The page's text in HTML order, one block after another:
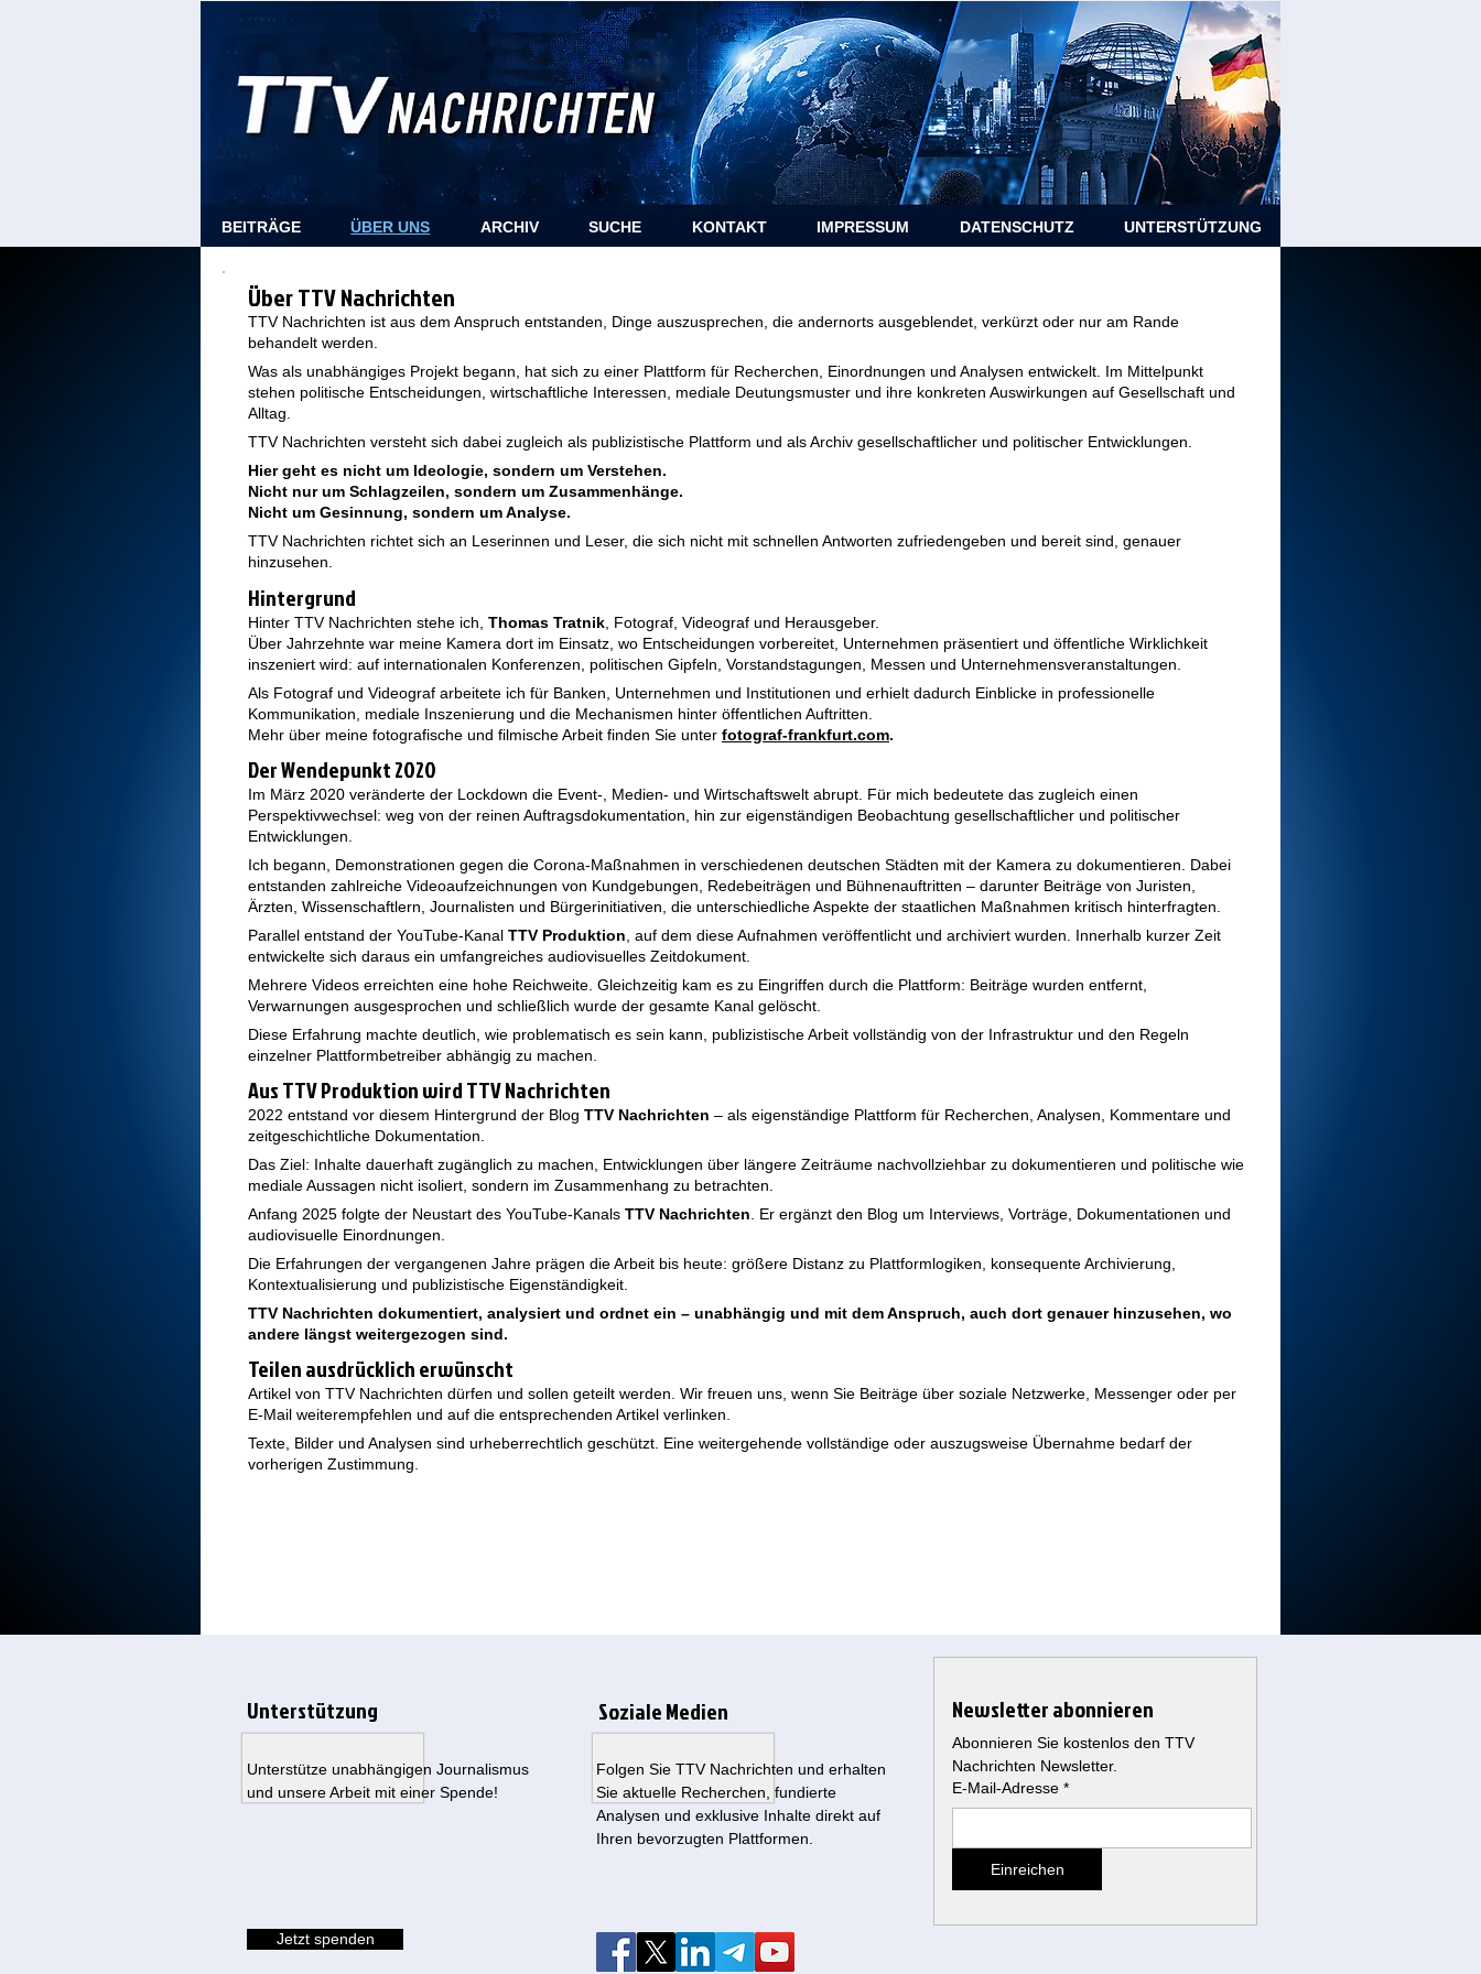
BEITRÄGE ÜBER UNS ARCHIV SUCHE KONTAKT IMPRESSUM DATENSCHUTZ UNTERSTÜTZUNG
Über TTV Nachrichten​
TTV Nachrichten ist aus dem Anspruch entstanden, Dinge auszusprechen, die andernorts ausgeblendet, verkürzt oder nur am Rande
behandelt werden.
Was als unabhängiges Projekt begann, hat sich zu einer Plattform für Recherchen, Einordnungen und Analysen entwickelt. Im Mittelpunkt
stehen politische Entscheidungen, wirtschaftliche Interessen, mediale Deutungsmuster und ihre konkreten Auswirkungen auf Gesellschaft und
Alltag.
TTV Nachrichten versteht sich dabei zugleich als publizistische Plattform und als Archiv gesellschaftlicher und politischer Entwicklungen.
Hier geht es nicht um Ideologie, sondern um Verstehen.
Nicht nur um Schlagzeilen, sondern um Zusammenhänge.
Nicht um Gesinnung, sondern um Analyse.
TTV Nachrichten richtet sich an Leserinnen und Leser, die sich nicht mit schnellen Antworten zufriedengeben und bereit sind, genauer
hinzusehen.
Hintergrund
Hinter TTV Nachrichten stehe ich, Thomas Tratnik , Fotograf, Videograf und Herausgeber.
Über Jahrzehnte war meine Kamera dort im Einsatz, wo Entscheidungen vorbereitet, Unternehmen präsentiert und öffentliche Wirklichkeit
inszeniert wird: auf internationalen Konferenzen, politischen Gipfeln, Vorstandstagungen, Messen und Unternehmensveranstaltungen.
Als Fotograf und Videograf arbeitete ich für Banken, Unternehmen und Institutionen und erhielt dadurch Einblicke in professionelle
Kommunikation, mediale Inszenierung und die Mechanismen hinter öffentlichen Auftritten.
Mehr über meine fotografische und filmische Arbeit finden Sie unter fotograf-frankfurt.com.
Der Wendepunkt 2020
Im März 2020 veränderte der Lockdown die Event-, Medien- und Wirtschaftswelt abrupt. Für mich bedeutete das zugleich einen
Perspektivwechsel: weg von der reinen Auftragsdokumentation, hin zur eigenständigen Beobachtung gesellschaftlicher und politischer
Entwicklungen.
Ich begann, Demonstrationen gegen die Corona-Maßnahmen in verschiedenen deutschen Städten mit der Kamera zu dokumentieren. Dabei
entstanden zahlreiche Videoaufzeichnungen von Kundgebungen, Redebeiträgen und Bühnenauftritten – darunter Beiträge von Juristen,
Ärzten, Wissenschaftlern, Journalisten und Bürgerinitiativen, die unterschiedliche Aspekte der staatlichen Maßnahmen kritisch hinterfragten.
Parallel entstand der YouTube-Kanal TTV Produktion , auf dem diese Aufnahmen veröffentlicht und archiviert wurden. Innerhalb kurzer Zeit
entwickelte sich daraus ein umfangreiches audiovisuelles Zeitdokument.
Mehrere Videos erreichten eine hohe Reichweite. Gleichzeitig kam es zu Eingriffen durch die Plattform: Beiträge wurden entfernt,
Verwarnungen ausgesprochen und schließlich wurde der gesamte Kanal gelöscht.
Diese Erfahrung machte deutlich, wie problematisch es sein kann, publizistische Arbeit vollständig von der Infrastruktur und den Regeln
einzelner Plattformbetreiber abhängig zu machen.
Aus TTV Produktion wird TTV Nachrichten
2022 entstand vor diesem Hintergrund der Blog TTV Nachrichten – als eigenständige Plattform für Recherchen, Analysen, Kommentare und
zeitgeschichtliche Dokumentation.
Das Ziel: Inhalte dauerhaft zugänglich zu machen, Entwicklungen über längere Zeiträume nachvollziehbar zu dokumentieren und politische wie
mediale Aussagen nicht isoliert, sondern im Zusammenhang zu betrachten.
Anfang 2025 folgte der Neustart des YouTube-Kanals TTV Nachrichten . Er ergänzt den Blog um Interviews, Vorträge, Dokumentationen und
audiovisuelle Einordnungen.
Die Erfahrungen der vergangenen Jahre prägen die Arbeit bis heute: größere Distanz zu Plattformlogiken, konsequente Archivierung,
Kontextualisierung und publizistische Eigenständigkeit.
TTV Nachrichten dokumentiert, analysiert und ordnet ein – unabhängig und mit dem Anspruch, auch dort genauer hinzusehen, wo
andere längst weitergezogen sind.
Teilen ausdrücklich erwünscht
Artikel von TTV Nachrichten dürfen und sollen geteilt werden. Wir freuen uns, wenn Sie Beiträge über soziale Netzwerke, Messenger oder per
E-Mail weiterempfehlen und auf die entsprechenden Artikel verlinken.
Texte, Bilder und Analysen sind urheberrechtlich geschützt. Eine weitergehende vollständige oder auszugsweise Übernahme bedarf der
vorherigen Zustimmung.
Unterstütze unabhängigen Journalismus
und unsere Arbeit mit einer Spende!
Jetzt spenden
Folgen Sie TTV Nachrichten und erhalten
Sie aktuelle Recherchen, fundierte
Analysen und exklusive Inhalte direkt auf
Ihren bevorzugten Plattformen.
Newsletter abonnieren
Abonnieren Sie kostenlos den TTV
Nachrichten Newsletter.
E-Mail-Adresse *
Einreichen
Unterstützung Soziale Medien